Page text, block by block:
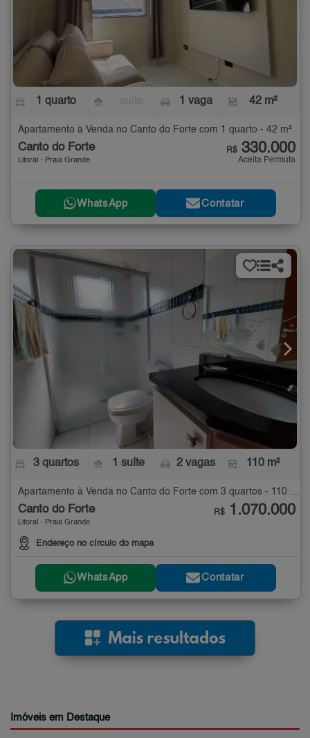
1 quarto 1 vaga 42 m²
Apartamento à Venda no Canto do Forte com 1 quarto - 42 m²
Canto do Forte
Litoral - Praia Grande
R$ 330.000
Aceita Permuta
WhatsApp Contatar
3 quartos 1 suíte 2 vagas 110 m²
Apartamento à Venda no Canto do Forte com 3 quartos - 110 m²
Canto do Forte
Litoral - Praia Grande
Endereço no círculo do mapa
R$ 1.070.000
WhatsApp Contatar
Imóveis em Destaque